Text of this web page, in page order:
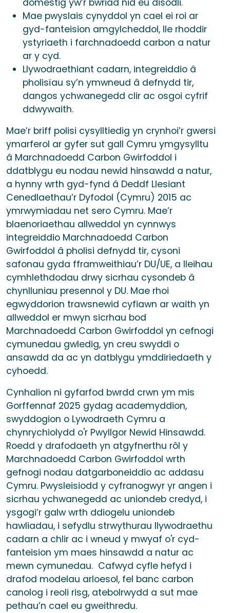
domestig yw’r bwriad nid eu disodli.
Mae pwyslais cynyddol yn cael ei roi ar
gyd-fanteision amgylcheddol, lle rhoddir
ystyriaeth i farchnadoedd carbon a natur
ar y cyd.
Llywodraethiant cadarn, integreiddio â
pholisïau sy’n ymwneud â defnydd tir,
dangos ychwanegedd clir ac osgoi cyfrif
ddwywaith.
Mae’r briff polisi cysylltiedig yn crynhoi’r gwersi
ymarferol ar gyfer sut gall Cymru ymgysylltu
â Marchnadoedd Carbon Gwirfoddol i
ddatblygu eu nodau newid hinsawdd a natur,
a hynny wrth gyd-fynd â Deddf Llesiant
Cenedlaethau’r Dyfodol (Cymru) 2015 ac
ymrwymiadau net sero Cymru. Mae’r
blaenoriaethau allweddol yn cynnwys
integreiddio Marchnadoedd Carbon
Gwirfoddol â pholisi defnydd tir, cysoni
safonau gyda fframweithiau’r DU/UE, a lleihau
cymhlethdodau drwy sicrhau cysondeb â
chynlluniau presennol y DU. Mae rhoi
egwyddorion trawsnewid cyfiawn ar waith yn
allweddol er mwyn sicrhau bod
Marchnadoedd Carbon Gwirfoddol yn cefnogi
cymunedau gwledig, yn creu swyddi o
ansawdd da ac yn datblygu ymddiriedaeth y
cyhoedd.
Cynhalion ni gyfarfod bwrdd crwn ym mis
Gorffennaf 2025 gydag academyddion,
swyddogion o Lywodraeth Cymru a
chynrychiolydd o'r Pwyllgor Newid Hinsawdd.
Roedd y drafodaeth yn atgyfnerthu rôl y
Marchnadoedd Carbon Gwirfoddol wrth
gefnogi nodau datgarboneiddio ac addasu
Cymru. Pwysleisiodd y cyfranogwyr yr angen i
sicrhau ychwanegedd ac uniondeb credyd, i
ysgogi’r galw wrth ddiogelu uniondeb
hawliadau, i sefydlu strwythurau llywodraethu
cadarn a chlir ac i wneud y mwyaf o'r cyd-
fanteision ym maes hinsawdd a natur ac
mewn cymunedau. Cafwyd cyfle hefyd i
drafod modelau arloesol, fel banc carbon
canolog i reoli risg, atebolrwydd a sut mae
pethau’n cael eu gweithredu.